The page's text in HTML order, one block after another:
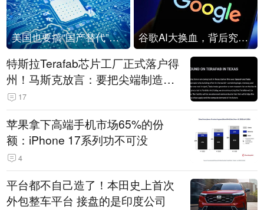
美国也要搞“国产替代”？先算清三笔账 谷歌AI大换血，背后究竟发生了什么？
特斯拉Terafab芯片工厂正式落户得
州！马斯克放言：要把尖端制造带
回美国
17
苹果拿下高端手机市场65%的份
额：iPhone 17系列功不可没
4
平台都不自己造了！本田史上首次
外包整车平台 接盘的是印度公司